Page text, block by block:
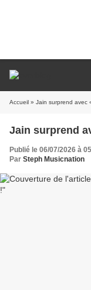
Accueil » Jain surprend avec
Jain surprend
Publié le 06/07/2026 à
Par Steph Musicnation